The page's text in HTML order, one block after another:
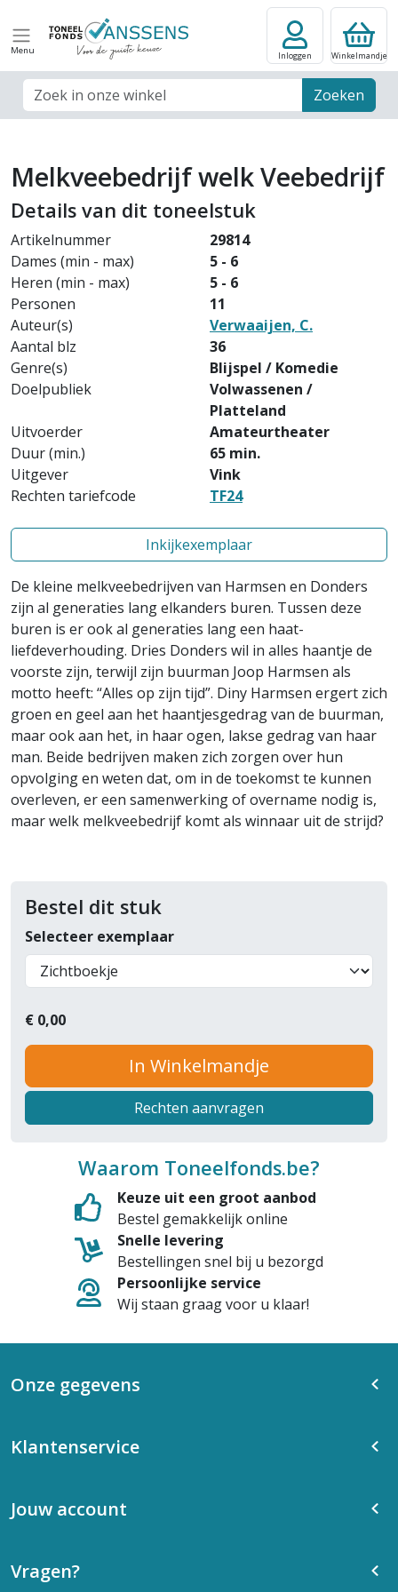
Menu
Zoek veld Zoeken
Inloggen Winkelmandje
Melkveebedrijf welk Veebedrijf
Details van dit toneelstuk
Artikelnummer
29814
Dames (min - max)
5 - 6
Heren (min - max)
5 - 6
Personen
11
Auteur(s)
Verwaaijen, C.
Aantal blz
36
Genre(s)
Blijspel / Komedie
Doelpubliek
Volwassenen /
Platteland
Uitvoerder
Amateurtheater
Duur (min.)
65 min.
Uitgever
Vink
Rechten tariefcode
TF24
Inkijkexemplaar
De kleine melkveebedrijven van Harmsen en Donders
zijn al generaties lang elkanders buren. Tussen deze
buren is er ook al generaties lang een haat-
liefdeverhouding. Dries Donders wil in alles haantje de
voorste zijn, terwijl zijn buurman Joop Harmsen als
motto heeft: “Alles op zijn tijd”. Diny Harmsen ergert zich
groen en geel aan het haantjesgedrag van de buurman,
maar ook aan het, in haar ogen, lakse gedrag van haar
man. Beide bedrijven maken zich zorgen over hun
opvolging en weten dat, om in de toekomst te kunnen
overleven, er een samenwerking of overname nodig is,
maar welk melkveebedrijf komt als winnaar uit de strijd?
Bestel dit stuk
Selecteer exemplaar
€ 0,00
In Winkelmandje
Rechten aanvragen
Waarom Toneelfonds.be?
Keuze uit een groot aanbod
Bestel gemakkelijk online
Snelle levering
Bestellingen snel bij u bezorgd
Persoonlijke service
Wij staan graag voor u klaar!
Onze gegevens
Klantenservice
Jouw account
Vragen?